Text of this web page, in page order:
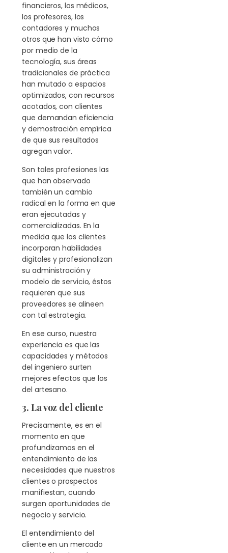
financieros, los médicos,
los profesores, los
contadores y muchos
otros que han visto cómo
por medio de la
tecnología, sus áreas
tradicionales de práctica
han mutado a espacios
optimizados, con recursos
acotados, con clientes
que demandan eficiencia
y demostración empírica
de que sus resultados
agregan valor.
Son tales profesiones las
que han observado
también un cambio
radical en la forma en que
eran ejecutadas y
comercializadas. En la
medida que los clientes
incorporan habilidades
digitales y profesionalizan
su administración y
modelo de servicio, éstos
requieren que sus
proveedores se alineen
con tal estrategia.
En ese curso, nuestra
experiencia es que las
capacidades y métodos
del ingeniero surten
mejores efectos que los
del artesano.
3. La voz del cliente
Precisamente, es en el
momento en que
profundizamos en el
entendimiento de las
necesidades que nuestros
clientes o prospectos
manifiestan, cuando
surgen oportunidades de
negocio y servicio.
El entendimiento del
cliente en un mercado